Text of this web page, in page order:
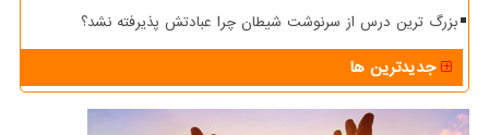
بزرگ ترین درس از سرنوشت شیطان چرا عبادتش پذیرفته نشد؟
جدیدترین ها